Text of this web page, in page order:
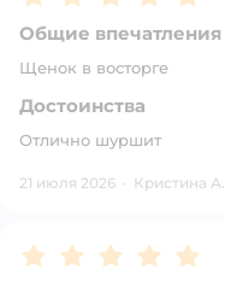
Общие впечатления
Щенок в восторге
Достоинства
Отлично шуршит
21 июля 2026 · Кристина А.
Рейтинг:5